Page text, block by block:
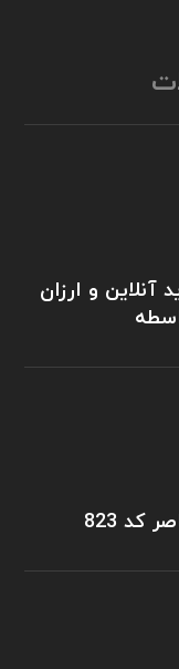
آنلاین و ارزان
823